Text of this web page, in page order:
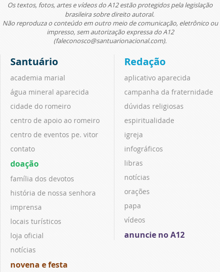
Os textos, fotos, artes e vídeos do A12 estão protegidos pela legislação
brasileira sobre direito autoral.
Não reproduza o conteúdo em outro meio de comunicação, eletrônico ou
impresso, sem autorização expressa do A12
(faleconosco@santuarionacional.com).
Santuário
academia marial
água mineral aparecida
cidade do romeiro
centro de apoio ao romeiro
centro de eventos pe. vitor
contato
doação
família dos devotos
história de nossa senhora
imprensa
locais turísticos
loja oficial
notícias
novena e festa
Redação
aplicativo aparecida
campanha da fraternidade
dúvidas religiosas
espiritualidade
igreja
infográficos
libras
notícias
orações
papa
vídeos
anuncie no A12